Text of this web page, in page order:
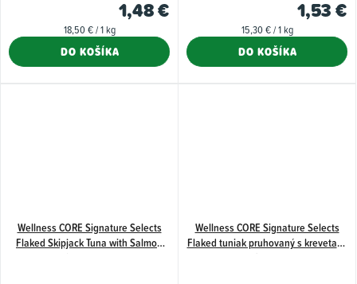
1,48 €
Jednotková
18,50 € / 1 kg
DO KOŠÍKA
1,53 €
Jednotková
15,30 € / 1 kg
DO KOŠÍKA
Wellness CORE Signature Selects
Flaked Skipjack Tuna with Salmon
Wellness CORE Signature Selects
Flaked tuniak pruhovaný s krevetami